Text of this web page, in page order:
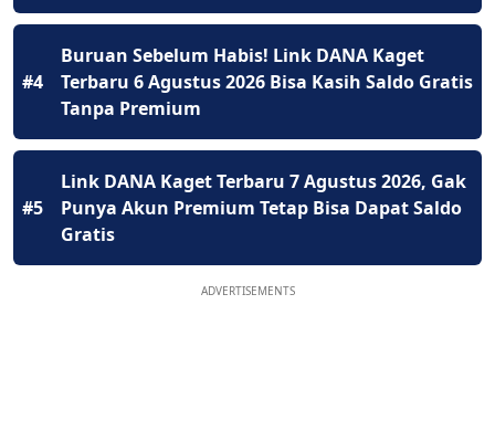
#4
Buruan Sebelum Habis! Link DANA Kaget
Terbaru 6 Agustus 2026 Bisa Kasih Saldo Gratis
Tanpa Premium
#5
Link DANA Kaget Terbaru 7 Agustus 2026, Gak
Punya Akun Premium Tetap Bisa Dapat Saldo
Gratis
ADVERTISEMENTS